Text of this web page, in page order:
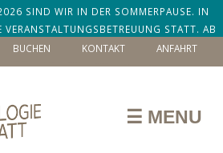
SIND WIR IN DER SOMMERPAUSE. IN
VERANSTALTUNGSBETREUUNG STATT. AB
SIND WIR ZURÜCK!
ANFAHRT
KONTAKT
BUCHEN
☰ MENU